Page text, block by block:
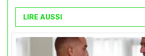
LIRE AUSSI